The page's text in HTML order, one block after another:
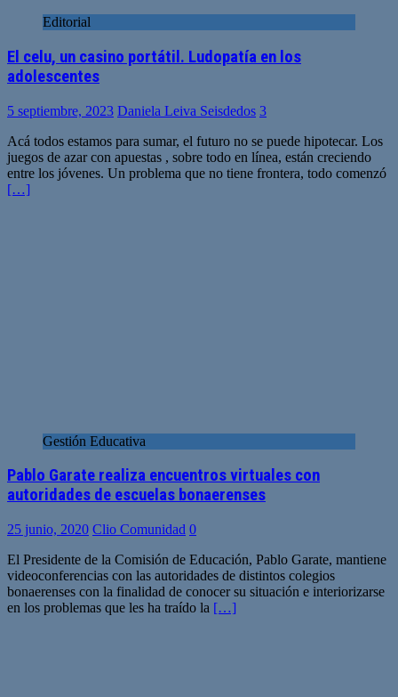
Editorial
El celu, un casino portátil. Ludopatía en los
adolescentes
5 septiembre, 2023 Daniela Leiva Seisdedos 3
Acá todos estamos para sumar, el futuro no se puede hipotecar. Los
juegos de azar con apuestas , sobre todo en línea, están creciendo
entre los jóvenes. Un problema que no tiene frontera, todo comenzó
[…]
Gestión Educativa
Pablo Garate realiza encuentros virtuales con
autoridades de escuelas bonaerenses
25 junio, 2020 Clio Comunidad 0
El Presidente de la Comisión de Educación, Pablo Garate, mantiene
videoconferencias con las autoridades de distintos colegios
bonaerenses con la finalidad de conocer su situación e interiorizarse
en los problemas que les ha traído la […]